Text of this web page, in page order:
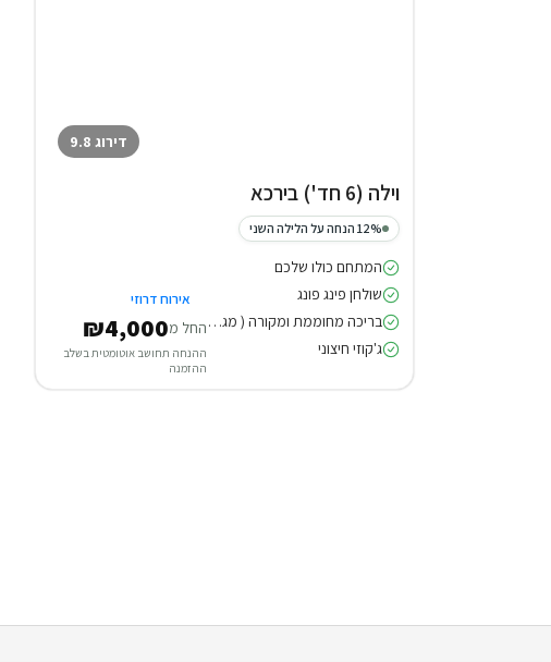
דירוג 9.8
וילה (6 חד') בירכא
12% הנחה על הלילה השני
המתחם כולו שלכם
שולחן פינג פונג
בריכה מחוממת ומקורה ( מגודרת )
ג'קוזי חיצוני
אירוח דרוזי
החל מ₪4,000
ההנחה תחושב אוטומטית בשלב
ההזמנה